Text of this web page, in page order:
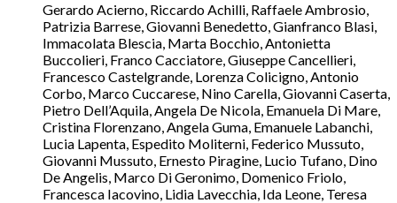
Gerardo Acierno, Riccardo Achilli, Raffaele Ambrosio,
Patrizia Barrese, Giovanni Benedetto, Gianfranco Blasi,
Immacolata Blescia, Marta Bocchio, Antonietta
Buccolieri, Franco Cacciatore, Giuseppe Cancellieri,
Francesco Castelgrande, Lorenza Colicigno, Antonio
Corbo, Marco Cuccarese, Nino Carella, Giovanni Caserta,
Pietro Dell’Aquila, Angela De Nicola, Emanuela Di Mare,
Cristina Florenzano, Angela Guma, Emanuele Labanchi,
Lucia Lapenta, Espedito Moliterni, Federico Mussuto,
Giovanni Mussuto, Ernesto Piragine, Lucio Tufano, Dino
De Angelis, Marco Di Geronimo, Domenico Friolo,
Francesca Iacovino, Lidia Lavecchia, Ida Leone, Teresa